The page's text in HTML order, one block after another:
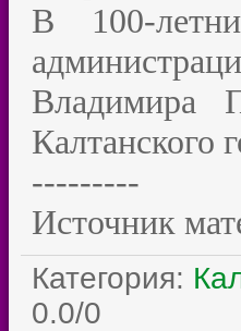
В 100-
Владимира
Калтанского
---------
Источник
Категория:
0.0/0